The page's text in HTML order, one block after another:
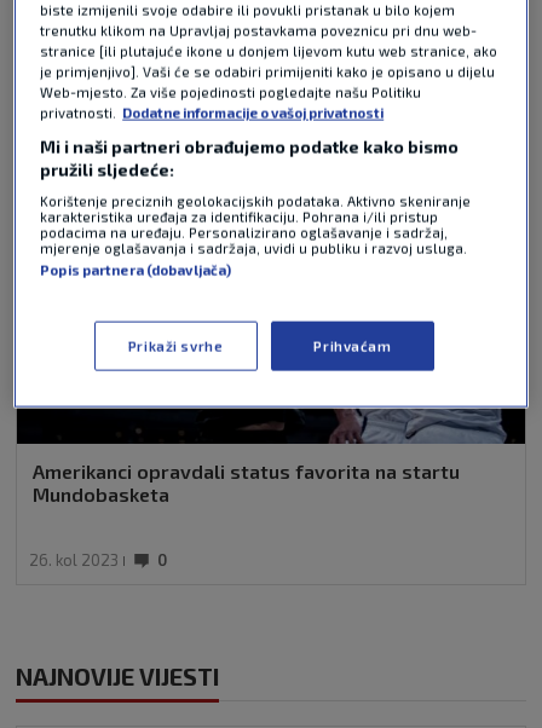
NAJČITANIJE VIJESTI - KOŠARKA
Amerikanci opravdali status favorita na startu
Mundobasketa
26. kol 2023 0
NAJNOVIJE VIJESTI
biste izmijenili svoje odabire ili povukli pristanak u bilo kojem
trenutku klikom na Upravljaj postavkama poveznicu pri dnu web-
stranice [ili plutajuće ikone u donjem lijevom kutu web stranice, ako
je primjenjivo]. Vaši će se odabiri primijeniti kako je opisano u dijelu
Web-mjesto. Za više pojedinosti pogledajte našu Politiku
privatnosti. Dodatne informacije o vašoj privatnosti
Mi i naši partneri obrađujemo podatke kako bismo
pružili sljedeće:
Korištenje preciznih geolokacijskih podataka. Aktivno skeniranje
karakteristika uređaja za identifikaciju. Pohrana i/ili pristup
podacima na uređaju. Personalizirano oglašavanje i sadržaj,
mjerenje oglašavanja i sadržaja, uvidi u publiku i razvoj usluga.
Popis partnera (dobavljača)
Prikaži svrhe Prihvaćam